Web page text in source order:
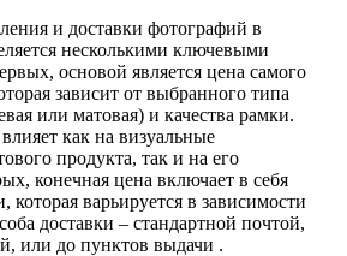
и доставки фотографий в
несколькими ключевыми
основой является цена самого
зависит от выбранного типа
или матовая) и качества рамки.
как на визуальные
продукта, так и на его
конечная цена включает в себя
которая варьируется в зависимости
доставки – стандартной почтой,
или до пунктов выдачи .